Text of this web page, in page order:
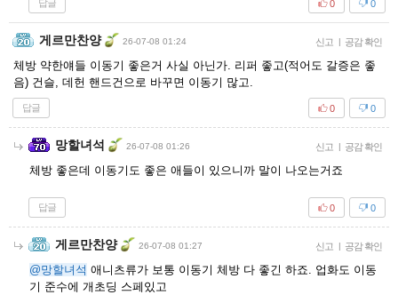
답글 0
0
게르만찬양 26-07-08 01:24 신고 | 공감 확인
체방 약한얘들 이동기 좋은거 사실 아닌가. 리퍼 좋고(적어도 갈증은 좋
음) 건슬, 데헌 핸드건으로 바꾸면 이동기 많고.
답글 0
0
망할녀석 26-07-08 01:26 신고 | 공감 확인
체방 좋은데 이동기도 좋은 애들이 있으니까 말이 나오는거죠
답글 0
0
게르만찬양 26-07-08 01:27 신고 | 공감 확인
@망할녀석 애니츠류가 보통 이동기 체방 다 좋긴 하죠. 업화도 이동
기 준수에 개초딩 스페있고